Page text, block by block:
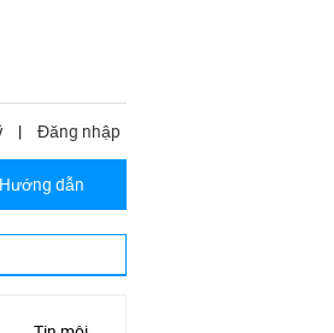
| Đăng nhập
Hướng dẫn